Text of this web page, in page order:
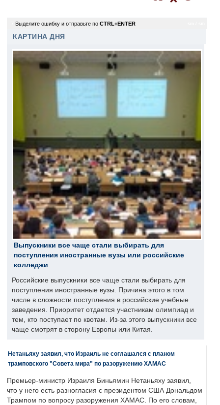
Выделите ошибку и отправьте по CTRL+ENTER
КАРТИНА ДНЯ
Выпускники все чаще стали выбирать для
поступления иностранные вузы или российские
колледжи
Российские выпускники все чаще стали выбирать для
поступления иностранные вузы. Причина этого в том
числе в сложности поступления в российские учебные
заведения. Приоритет отдается участникам олимпиад и
тем, кто поступает по квотам. Из-за этого выпускники все
чаще смотрят в сторону Европы или Китая.
Нетаньяху заявил, что Израиль не соглашался с планом
трамповского "Совета мира" по разоружению ХАМАС
Премьер-министр Израиля Биньямин Нетаньяху заявил,
что у него есть разногласия с президентом США Дональдом
Трампом по вопросу разоружения ХАМАС. По его словам,